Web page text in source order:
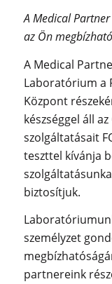
A Medical
az Ön
A Medical
Laboratórium a
Központ
készséggel áll
szolgáltatásait
teszttel kívánja
biztosítjuk.
személyzet
partnereink